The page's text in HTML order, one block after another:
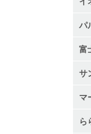
パ
富
サ
マ
ら